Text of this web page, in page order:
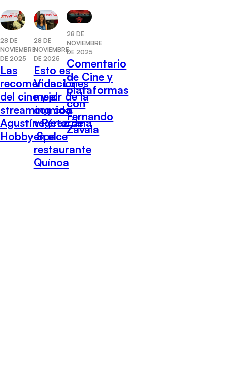
28 DE
NOVIEMBRE
DE 2025
Las
recomendaciones
del cine y el
streaming con
Agustín Pérez de
Hobby Space
28 DE
NOVIEMBRE
DE 2025
Esto es
Vida: Lo
mejor de la
comida
vegetariana
en el
restaurante
Quínoa
28 DE
NOVIEMBRE
DE 2025
Comentario
de Cine y
plataformas
con
Fernando
Zavala